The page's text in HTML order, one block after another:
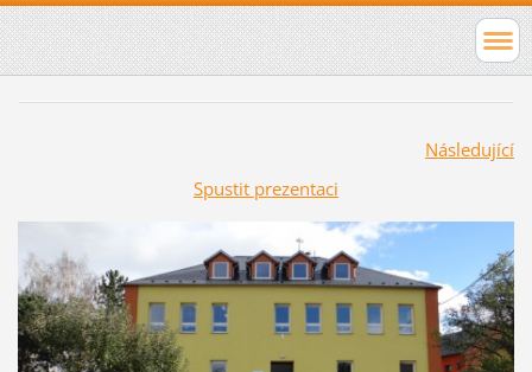
Následující
Spustit prezentaci